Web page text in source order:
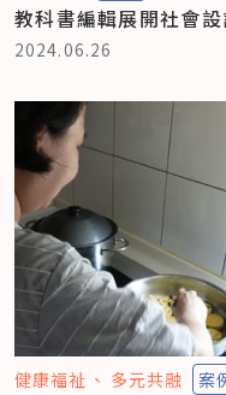
教科書編輯展開社會
2024.06.26
健康福祉 多元共融 案